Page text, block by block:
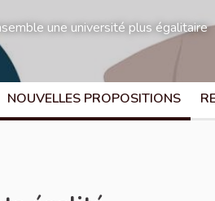
une université plus égalitaire
NOUVELLES PROPOSITIONS